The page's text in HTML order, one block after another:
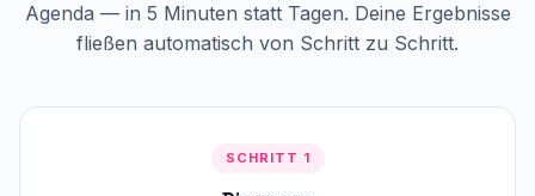
Agenda — in 5 Minuten statt Tagen. Deine Ergebnisse
fließen automatisch von Schritt zu Schritt.
SCHRITT 1